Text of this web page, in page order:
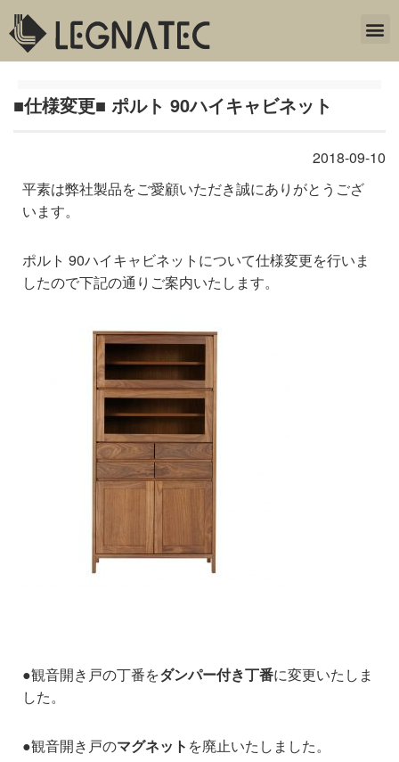
■仕様変更■ ポルト 90ハイキャビネット
2018-09-10
平素は弊社製品をご愛顧いただき誠にありがとうござ
います。
ポルト 90ハイキャビネットについて仕様変更を行いま
したので下記の通りご案内いたします。
●観音開き戸の丁番をダンパー付き丁番に変更いたしま
した。
●観音開き戸のマグネット を廃止いたしました。